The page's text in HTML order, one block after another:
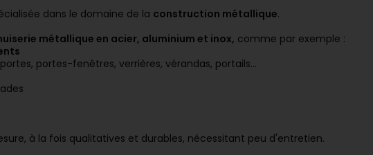
dans le domaine de la construction métallique.
métallique en acier, aluminium et inox, comme par exemple :
portes-fenêtres, verrières, vérandas, portails...
à la fois qualitatives et durables, nécessitant peu d'entretien.